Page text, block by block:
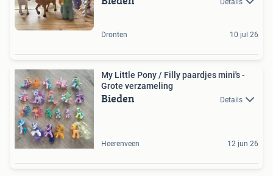
Dronten 10 jul 26
My Little Pony / Filly paardjes mini's -
Grote verzameling
Bieden Details
Heerenveen 12 jun 26